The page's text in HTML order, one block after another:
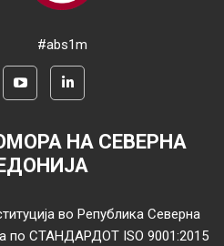
#abs1m
НА СЕВЕРНА
во Република Северна
по СТАНДАРДОТ ISO 9001:2015